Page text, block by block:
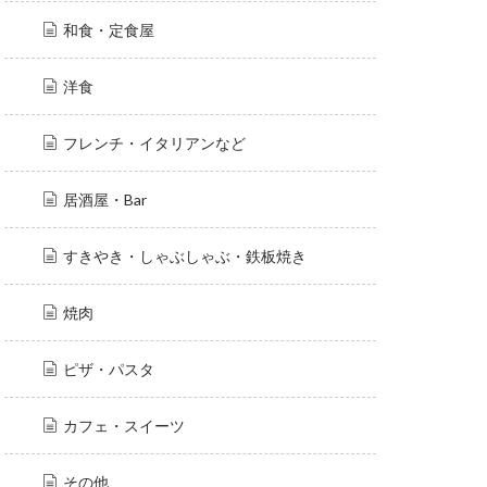
和食・定食屋
洋食
フレンチ・イタリアンなど
居酒屋・Bar
すきやき・しゃぶしゃぶ・鉄板焼き
焼肉
ピザ・パスタ
カフェ・スイーツ
その他